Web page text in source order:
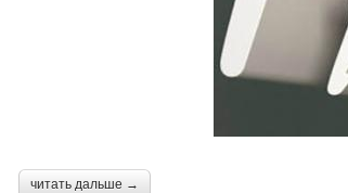
читать дальше →